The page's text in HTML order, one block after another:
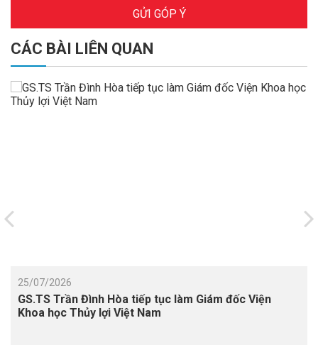
GỬI GÓP Ý
CÁC BÀI LIÊN QUAN
25/07/2026
GS.TS Trần Đình Hòa tiếp tục làm Giám đốc Viện
Khoa học Thủy lợi Việt Nam